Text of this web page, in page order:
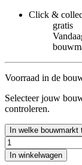
Click &
gratis
Voorraad in de
Selecteer jouw
controleren.
In welke bouwmarkt
In winkelwagen